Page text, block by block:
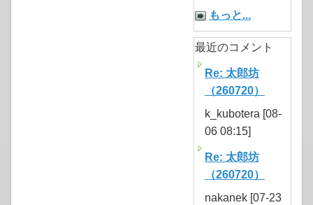
もっと...
最近のコメント
Re: 太郎坊
（260720）
k_kubotera [08-
06 08:15]
Re: 太郎坊
（260720）
nakanek [07-23